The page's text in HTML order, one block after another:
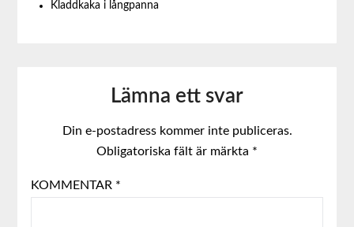
Kladdkaka i långpanna
Lämna ett svar
Din e-postadress kommer inte publiceras.
Obligatoriska fält är märkta *
KOMMENTAR *